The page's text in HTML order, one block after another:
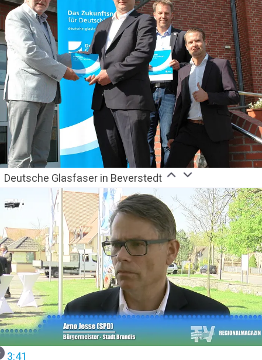
Deutsche Glasfaser in Beverstedt
3:41